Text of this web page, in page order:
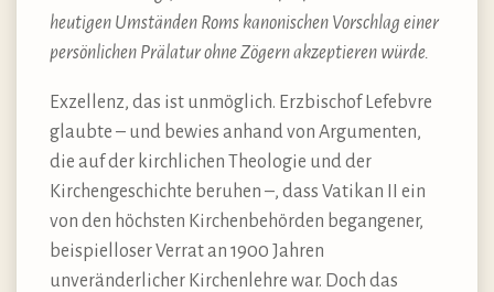
heutigen Umständen Roms kanonischen Vorschlag einer
persönlichen Prälatur ohne Zögern akzeptieren würde.
Exzellenz, das ist unmöglich. Erzbischof Lefebvre
glaubte – und bewies anhand von Argumenten,
die auf der kirchlichen Theologie und der
Kirchengeschichte beruhen –, dass Vatikan II ein
von den höchsten Kirchenbehörden begangener,
beispielloser Verrat an 1900 Jahren
unveränderlicher Kirchenlehre war. Doch das